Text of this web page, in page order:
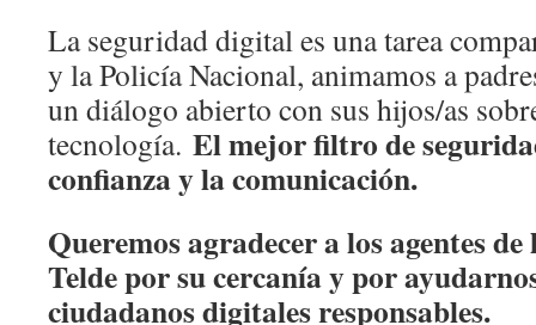
La seguridad digital es una tarea
y la Policía Nacional, animamos a
un diálogo abierto con sus hijos/as
tecnología. El mejor filtro de
confianza y la comunicación.
Queremos agradecer a los agentes
Telde por su cercanía y por
ciudadanos digitales responsables.